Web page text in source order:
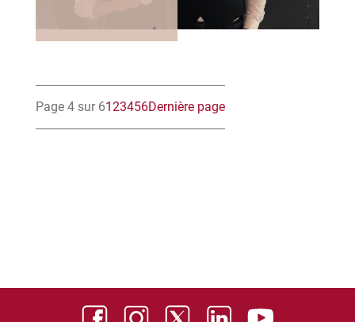
Page 4 sur 6123456Dernière page